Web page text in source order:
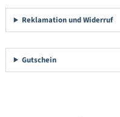
Reklamation und Widerruf
Gutschein